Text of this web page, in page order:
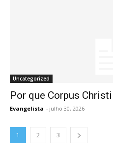
Uncategorized
Por que Corpus
Evangelista - julho 30, 2026
1 2 3